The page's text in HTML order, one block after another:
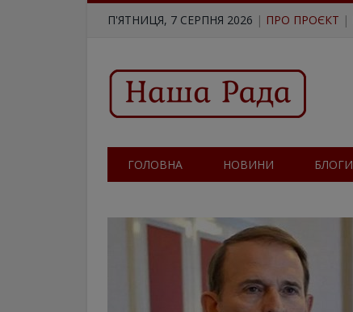
П'ЯТНИЦЯ, 7 СЕРПНЯ 2026 | ПРО ПРОЄКТ |
ГОЛОВНА НОВИНИ БЛОГИ